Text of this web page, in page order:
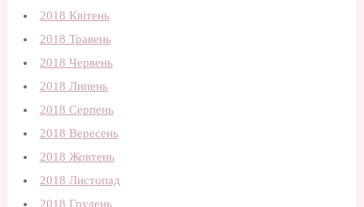
2018 Квітень
2018 Травень
2018 Червень
2018 Липень
2018 Серпень
2018 Вересень
2018 Жовтень
2018 Листопад
2018 Грудень